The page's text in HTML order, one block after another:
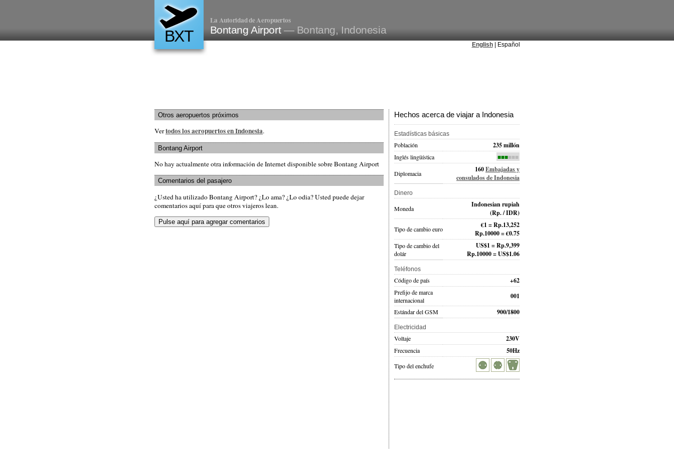
BXT
La Autoridad de Aeropuertos
Bontang Airport — Bontang, Indonesia
English| Español
Otros aeropuertos próximos
Vertodos los aeropuertos en Indonesia.
Bontang Airport
No hay actualmente otra información de Internet disponible sobre Bontang Airport
Comentarios del pasajero
¿Usted ha utilizado Bontang Airport? ¿Lo ama? ¿Lo odia? Usted puede dejar
comentarios aquí para que otros viajeros lean.
Hechos acerca de viajar a Indonesia
Estadísticas básicas
Población 235 millón
Inglés lingüística ■■■■■■
Diplomacia 160Embajadas y
consulados de Indonesia
Dinero
Moneda
Indonesian rupiah
(Rp. / IDR)
Tipo de cambio euro
€1 = Rp.13,252
Rp.10000 = €0.75
Tipo de cambio del
dolár
US$1 = Rp.9,399
Rp.10000 = US$1.06
Teléfonos
Código de país +62
Prefijo de marca
internacional
001
Estándar del GSM 900/1800
Electricidad
Voltaje 230V
Frecuencia 50Hz
Tipo del enchufe